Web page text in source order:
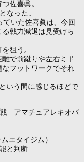
佐喜眞。
なった。
ていた佐喜眞は、今回
戦力減退は見受けら
狙う。
で前蹴りや左右ミド
フットワークでそれ
いう間に感じるほどで
アマチュアレキオバ
エタイジム）
と判断